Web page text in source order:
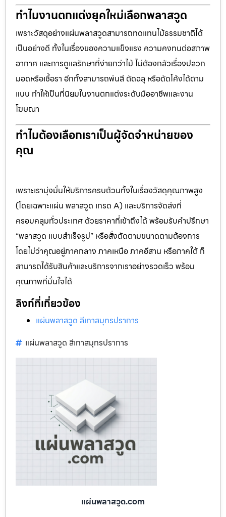
ทำไมงานตกแต่งยุคใหม่เลือกพลาสวูด
เพราะวัสดุอย่างแผ่นพลาสวูดสามารถทดแทนไม้ธรรมชาติได้
เป็นอย่างดี ทั้งในเรื่องของความแข็งแรง ความคงทนต่อสภาพ
อากาศ และการดูแลรักษาที่ง่ายกว่าไม้ ไม่ต้องกลัวเรื่องปลวก
มอดหรือเชื้อรา อีกทั้งสามารถพ่นสี ตัดฉลุ หรือดัดโค้งได้ตาม
แบบ ทำให้เป็นที่นิยมในงานตกแต่งระดับมืออาชีพและงาน
โฆษณา
ทำไมต้องเลือกเราเป็นผู้จัดจำหน่ายของ
คุณ
เพราะเรามุ่งมั่นให้บริการครบถ้วนทั้งในเรื่องวัสดุคุณภาพสูง
(โดยเฉพาะแผ่น พลาสวูด เกรด A) และบริการจัดส่งที่
ครอบคลุมทั่วประเทศ ด้วยราคาที่เข้าถึงได้ พร้อมรับคำปรึกษา
“พลาสวูด แบบสำเร็จรูป” หรือสั่งตัดตามขนาดตามต้องการ
โดยไม่ว่าคุณอยู่ภาคกลาง ภาคเหนือ ภาคอีสาน หรือภาคใต้ ก็
สามารถได้รับสินค้าและบริการจากเราอย่างรวดเร็ว พร้อม
คุณภาพที่มั่นใจได้
ลิงก์ที่เกี่ยวข้อง
แผ่นพลาสวูด สีเทาสมุทรปราการ
แผ่นพลาสวูด สีเทาสมุทรปราการ
แผ่นพลาสวูด.com